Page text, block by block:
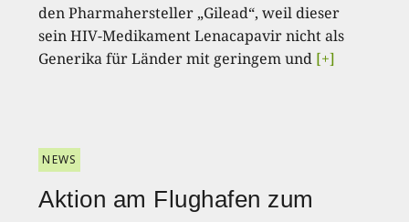
den Pharmahersteller „Gilead“, weil dieser
sein HIV-Medikament Lenacapavir nicht als
Generika für Länder mit geringem und [+]
NEWS
Aktion am Flughafen zum